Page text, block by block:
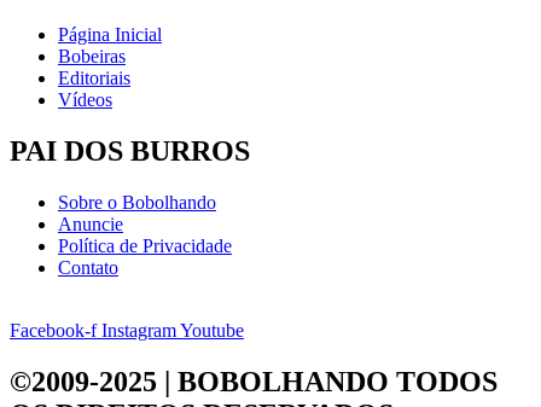
Página Inicial
Bobeiras
Editoriais
Vídeos
PAI DOS BURROS
Sobre o Bobolhando
Anuncie
Política de Privacidade
Contato
Facebook-f InstagramYoutube
©2009-2025 | BOBOLHANDO TODOS